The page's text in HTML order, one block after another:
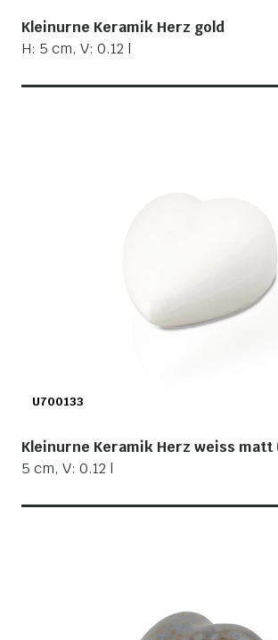
Kleinurne Keramik Herz gold
H: 5 cm, V: 0.12 l
U700133
Kleinurne Keramik Herz weiss matt
5 cm, V: 0.12 l